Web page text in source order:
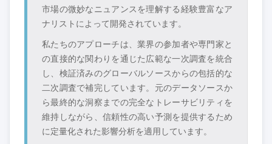
市場の微妙なニュアンスを理解する経験豊富なア
ナリストによって開発されています。
私たちのアプローチは、業界の参加者や専門家と
の直接的な関わりを通じた広範な一次調査を統合
し、検証済みのグローバルソースからの包括的な
二次調査で補完しています。元のデータソースか
ら最終的な洞察までの完全なトレーサビリティを
維持しながら、信頼性の高い予測を提供するため
に定量化された影響分析を適用しています。